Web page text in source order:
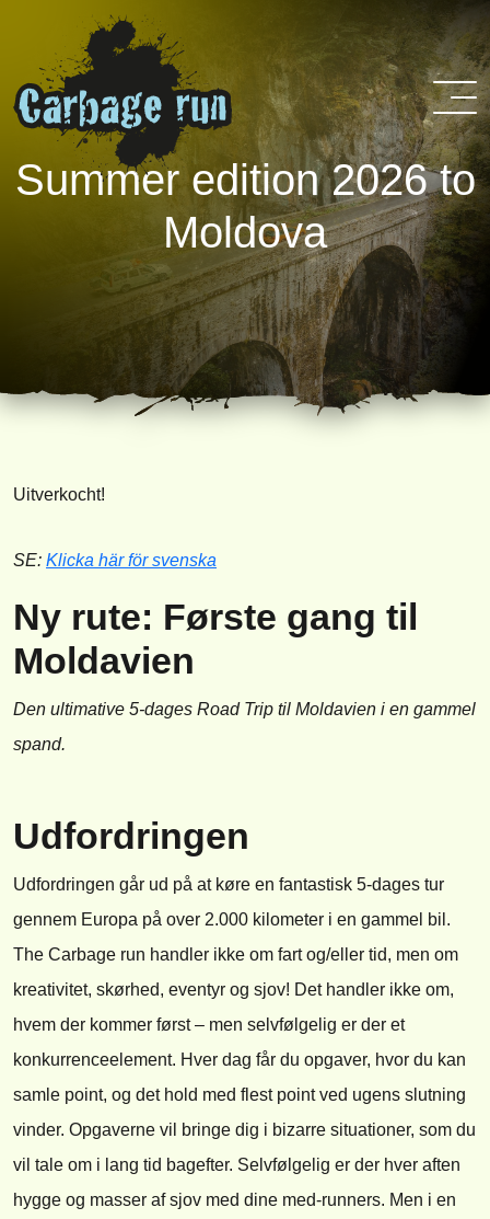
Summer edition 2026 to
Moldova
Uitverkocht!
SE: Klicka här för svenska
Ny rute: Første gang til
Moldavien
Den ultimative 5-dages Road Trip til Moldavien i en gammel
spand.
Udfordringen
Udfordringen går ud på at køre en fantastisk 5-dages tur
gennem Europa på over 2.000 kilometer i en gammel bil.
The Carbage run handler ikke om fart og/eller tid, men om
kreativitet, skørhed, eventyr og sjov! Det handler ikke om,
hvem der kommer først – men selvfølgelig er der et
konkurrenceelement. Hver dag får du opgaver, hvor du kan
samle point, og det hold med flest point ved ugens slutning
vinder. Opgaverne vil bringe dig i bizarre situationer, som du
vil tale om i lang tid bagefter. Selvfølgelig er der hver aften
hygge og masser af sjov med dine med-runners. Men i en